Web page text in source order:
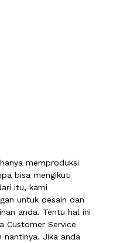
memproduksi
bisa mengikuti
itu, kami
untuk desain dan
anda. Tentu hal ini
Customer Service
nantinya. Jika anda